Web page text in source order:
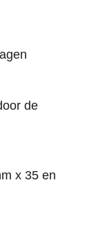
de
x 35 en